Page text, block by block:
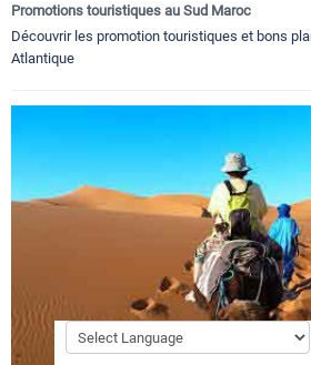
Promotions touristiques au Sud Maroc
Découvrir les promotion touristiques et bons
Atlantique